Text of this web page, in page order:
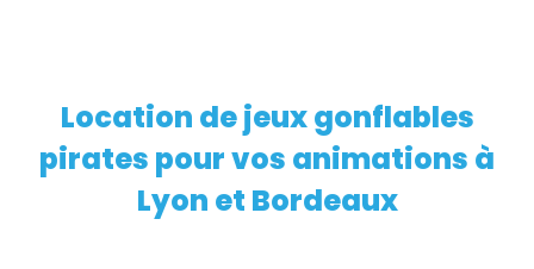
EN SAVOIR PLUS
Location de jeux gonflables
pirates pour vos animations à
Lyon et Bordeaux